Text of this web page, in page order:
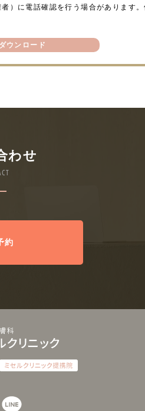
）に電話確認を行う場合があります。
ウンロード
わせ
約
ンスタグラム